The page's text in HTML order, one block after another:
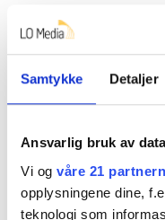
Samtykke Detaljer
Ansvarlig bruk av
Vi og våre 21
opplysningene dine,
teknologi som
Han mener det er
harmonert med
– Fjerningen av
pensjonsoppsparing
fortsetter Tangen.